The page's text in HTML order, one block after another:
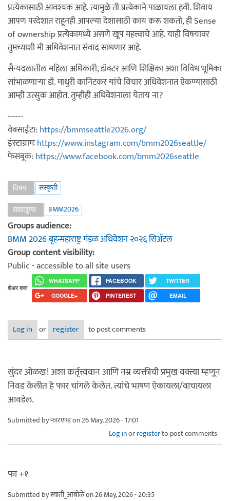
प्रत्येकासाठी आवश्यक आहे. त्यामुळे ती प्रत्येकाने पाळायला हवी. शिवाय
आपण परदेशात राहूनही आपल्या देशासाठी काय करू शकतो, ही Sense
of ownership प्रत्येकामध्ये असणे खूप महत्त्वाचे आहे. याही विषयावर
तुमच्याशी मी अधिवेशनात संवाद साधणार आहे.
सैन्यदलातील महिला अधिकारी, डॉक्टर आणि शिक्षिका अशा विविध भूमिका
सांभाळणाऱ्या डॉ. माधुरी कानिटकर यांचे विचार अधिवेशनात ऐकण्यासाठी
आम्ही उत्सुक आहोत. तुम्हीही अधिवेशनाला येताय ना?
------
वेबसाईटा: https://bmmseattle2026.org/
इंस्टाग्रामःhttps://www.instagram.com/bmm2026seattle/
फेसबूक: https://www.facebook.com/bmm2026seattle
विषय:
संस्कृती
शब्दखुणा:
BMM2026
Groups audience:
BMM 2026 बृहन्महाराष्ट्र मंडळ अधिवेशन २०२६ सिअ‍ॅटल
Group content visibility:
Public - accessible to all site users
शेअर करा
WHATSAPP FACEBOOK
TWITTER
GOOGLE+
PINTEREST EMAIL
Log in or register to post comments
सुंदर ओळख! अशा कर्तृत्त्ववान आणि नम्र व्यक्तीची प्रमुख वक्त्या म्हणून
निवड केलीत हे फार चांगले केलेत. त्यांचे भाषण ऐकायला/वाचायला
आवडेल.
Submitted byफारएण्डon 26 May, 2026 - 17:01
Log inorregisterto post comments
फा +१
Submitted byस्वाती_आंबोळेon 26 May, 2026 - 20:35